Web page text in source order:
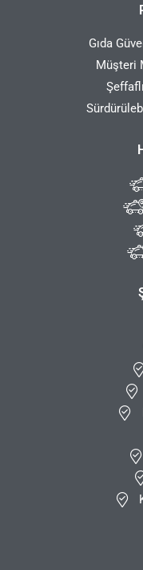
Gıda
Müşteri